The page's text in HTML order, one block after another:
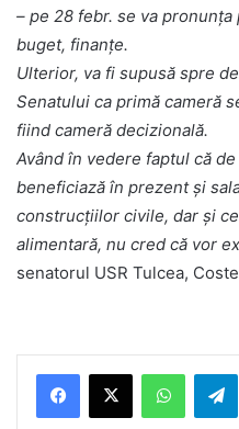
– pe 28 febr. se va
buget, finanțe.
Ulterior, va fi supusă spre
Senatului ca primă cameră
fiind cameră decizională.
Având în vedere faptul că
beneficiază în prezent și
construcțiilor civile, dar și
alimentară, nu cred că vor
senatorul USR Tulcea,